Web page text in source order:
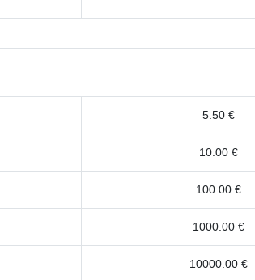
5.50 €
10.00 €
100.00 €
1000.00 €
10000.00 €